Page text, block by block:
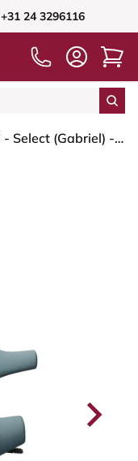
+31 24 3296116
HÅG Capisco 8106 - Select (Gabriel) - Wełna / Poliamid - SC67098 - Glacier blue - Silver - 150mm (seat height 40–55cm) - Hard castors for soft floors